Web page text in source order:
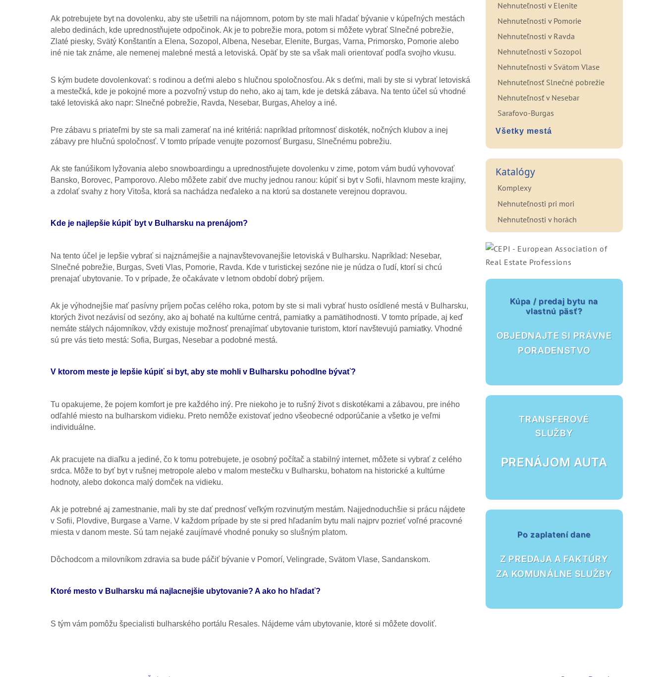
Ak potrebujete byt na dovolenku, aby ste ušetrili na nájomnom, potom by ste mali hľadať bývanie v kúpeľných mestách
alebo dedinách, kde uprednostňujete odpočinok. Ak je to pobrežie mora, potom si môžete vybrať Slnečné pobrežie,
Zlaté piesky, Svätý Konštantín a Elena, Sozopol, Albena, Nesebar, Elenite, Burgas, Varna, Primorsko, Pomorie alebo
iné nie tak známe, ale nemenej malebné mestá a letoviská. Opäť by ste sa však mali orientovať podľa svojho vkusu.
S kým budete dovolenkovať: s rodinou a deťmi alebo s hlučnou spoločnosťou. Ak s deťmi, mali by ste si vybrať letoviská
a mestečká, kde je pokojné more a pozvoľný vstup do neho, ako aj tam, kde je detská zábava. Na tento účel sú vhodné
také letoviská ako napr: Slnečné pobrežie, Ravda, Nesebar, Burgas, Aheloy a iné.
Pre zábavu s priateľmi by ste sa mali zamerať na iné kritériá: napríklad prítomnosť diskoték, nočných klubov a inej
zábavy pre hlučnú spoločnosť. V tomto prípade venujte pozornosť Burgasu, Slnečnému pobrežiu.
Ak ste fanúšikom lyžovania alebo snowboardingu a uprednostňujete dovolenku v zime, potom vám budú vyhovovať
Bansko, Borovec, Pamporovo. Alebo môžete zabiť dve muchy jednou ranou: kúpiť si byt v Sofii, hlavnom meste krajiny,
a zdolať svahy z hory Vitoša, ktorá sa nachádza neďaleko a na ktorú sa dostanete verejnou dopravou.
Kde je najlepšie kúpiť byt v Bulharsku na prenájom?
Na tento účel je lepšie vybrať si najznámejšie a najnavštevovanejšie letoviská v Bulharsku. Napríklad: Nesebar,
Slnečné pobrežie, Burgas, Sveti Vlas, Pomorie, Ravda. Kde v turistickej sezóne nie je núdza o ľudí, ktorí si chcú
prenajať ubytovanie. To v prípade, že očakávate v letnom období dobrý príjem.
Ak je výhodnejšie mať pasívny príjem počas celého roka, potom by ste si mali vybrať husto osídlené mestá v Bulharsku,
ktorých život nezávisí od sezóny, ako aj bohaté na kultúrne centrá, pamiatky a pamätihodnosti. V tomto prípade, aj keď
nemáte stálych nájomníkov, vždy existuje možnosť prenajímať ubytovanie turistom, ktorí navštevujú pamiatky. Vhodné
sú pre vás tieto mestá: Sofia, Burgas, Nesebar a podobné mestá.
V ktorom meste je lepšie kúpiť si byt, aby ste mohli v Bulharsku pohodlne bývať?
Tu opakujeme, že pojem komfort je pre každého iný. Pre niekoho je to rušný život s diskotékami a zábavou, pre iného
odľahlé miesto na bulharskom vidieku. Preto nemôže existovať jedno všeobecné odporúčanie a všetko je veľmi
individuálne.
Ak pracujete na diaľku a jediné, čo k tomu potrebujete, je osobný počítač a stabilný internet, môžete si vybrať z celého
srdca. Môže to byť byt v rušnej metropole alebo v malom mestečku v Bulharsku, bohatom na historické a kultúrne
hodnoty, alebo dokonca malý domček na vidieku.
Ak je potrebné aj zamestnanie, mali by ste dať prednosť veľkým rozvinutým mestám. Najjednoduchšie si prácu nájdete
v Sofii, Plovdive, Burgase a Varne. V každom prípade by ste si pred hľadaním bytu mali najprv pozrieť voľné pracovné
miesta v danom meste. Sú tam nejaké zaujímavé vhodné ponuky so slušným platom.
Dôchodcom a milovníkom zdravia sa bude páčiť bývanie v Pomorí, Velingrade, Svätom Vlase, Sandanskom.
Ktoré mesto v Bulharsku má najlacnejšie ubytovanie? A ako ho hľadať?
S tým vám pomôžu špecialisti bulharského portálu Resales. Nájdeme vám ubytovanie, ktoré si môžete dovoliť.
Nehnuteľnosti v Elenite
Nehnuteľnosti v Pomorie
Nehnuteľnosti v Ravda
Nehnuteľnosti v Sozopol
Nehnuteľnosti v Svätom Vlase
Nehnuteľnosť Slnečné pobrežie
Nehnuteľnosť v Nesebar
Sarafovo-Burgas
Všetky mestá
Katalógy
Komplexy
Nehnuteľnosti pri mori
Nehnuteľnosti v horách
Kúpa / predaj bytu na
vlastnú päsť?
OBJEDNAJTE SI PRÁVNE
PORADENSTVO
TRANSFEROVÉ
SLUŽBY
PRENÁJOM AUTA
Po zaplatení dane
Z PREDAJA A FAKTÚRY
ZA KOMUNÁLNE SLUŽBY